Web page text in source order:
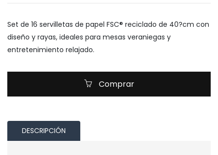
Set de 16 servilletas de papel FSC® reciclado de 40?cm con
diseño y rayas, ideales para mesas veraniegas y
entretenimiento relajado.
Comprar
DESCRIPCIÓN